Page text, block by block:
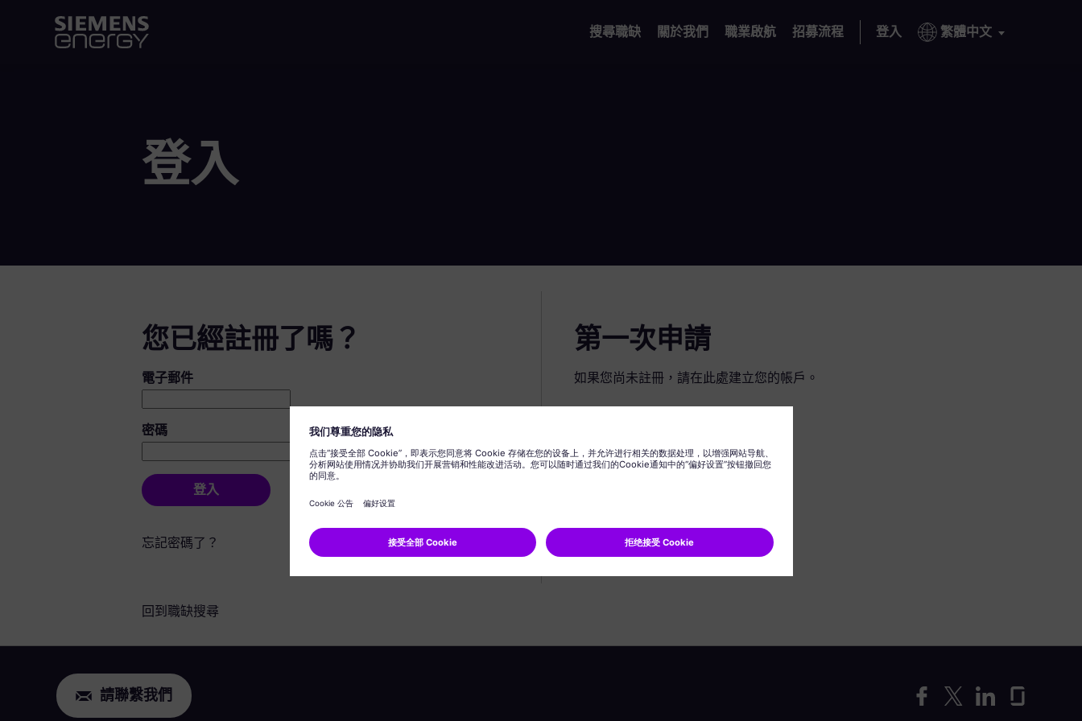
搜尋職缺 關於我們 職業啟航 招募流程 登入 繁體中文
登入
您已經註冊了嗎？
登入：使用者和密碼
電子郵件
密碼
登入
忘記密碼了？
第一次申請
如果您尚未註冊，請在此處建立您的帳戶。
回到職缺搜尋
請聯繫我們